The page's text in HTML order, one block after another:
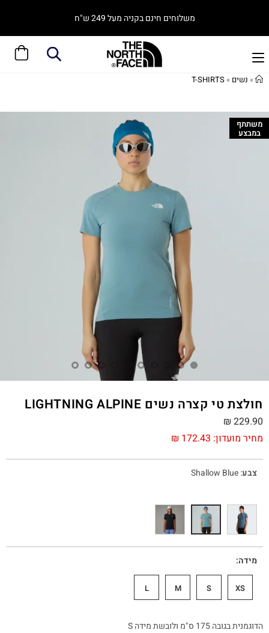
משלוחים חינם בקניה מעל 249 ש"ח
» נשים »
T-SHIRTS
משתתף
במבצע
חולצת טי קצרה נשים LIGHTNING ALPINE
מחיר מועדון: ₪ 172.43
₪ 229.90
צבע:
Shallow Blue
מידה
XS
S
M
L
הדוגמנית בגובה 175 ס"מ ולובשת מידה S